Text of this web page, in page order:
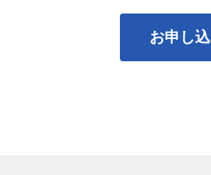
お申し